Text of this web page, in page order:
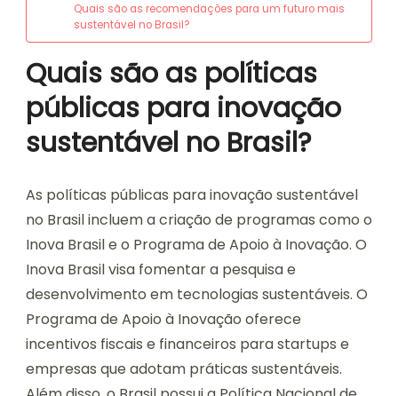
Quais são as recomendações para um futuro mais
sustentável no Brasil?
Quais são as políticas
públicas para inovação
sustentável no Brasil?
As políticas públicas para inovação sustentável
no Brasil incluem a criação de programas como o
Inova Brasil e o Programa de Apoio à Inovação. O
Inova Brasil visa fomentar a pesquisa e
desenvolvimento em tecnologias sustentáveis. O
Programa de Apoio à Inovação oferece
incentivos fiscais e financeiros para startups e
empresas que adotam práticas sustentáveis.